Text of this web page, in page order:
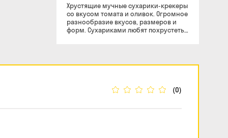
Хрустящие мучные сухарики-крекеры
со вкусом томата и оливок. Огромное
разнообразие вкусов, размеров и
форм. Сухариками любят похрустеть
(0)